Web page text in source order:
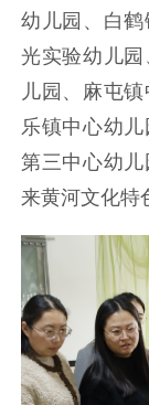
幼儿园、白
光实验幼儿
儿园、麻屯
乐镇中心幼
第三中心幼
来黄河文化特